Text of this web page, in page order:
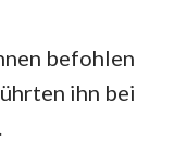
befohlen
ihn bei